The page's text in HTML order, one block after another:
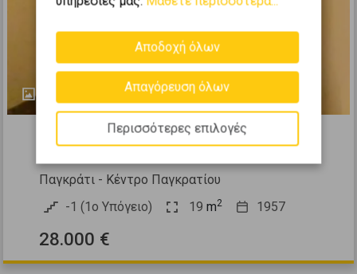
441066
Αποθήκη 19τ.μ. προς πώληση
Παγκράτι - Κέντρο Παγκρατίου
-1 (1ο Υπόγειο)
19 m2 1957
28.000 €
Αποδοχή όλων
Απαγόρευση όλων
Περισσότερες επιλογές